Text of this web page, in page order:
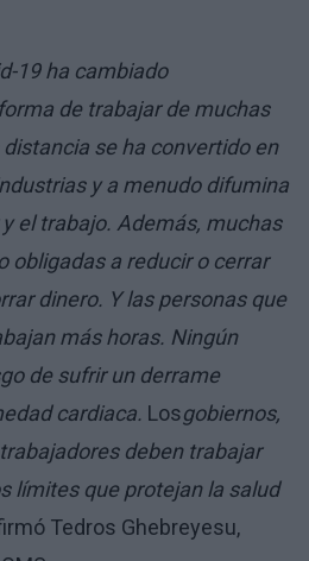
19 ha cambiado
de trabajar de muchas
se ha convertido en
y a menudo difumina
el trabajo. Además, muchas
obligadas a reducir o cerrar
dinero. Y las personas que
más horas. Ningún
de sufrir un derrame
cardiaca. Losgobiernos,
deben trabajar
límites que protejan la salud
Tedros Ghebreyesu,